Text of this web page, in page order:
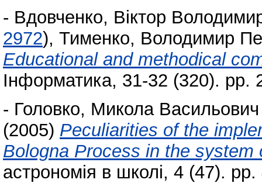
- Вдовченко, Віктор
2972), Тименко, Володимир
Educational and methodical
Інформатика, 31-32 (320). pp.
- Головко, Микола Васильович
(2005) Peculiarities of the
Bologna Process in the system
астрономія в школі, 4 (47).